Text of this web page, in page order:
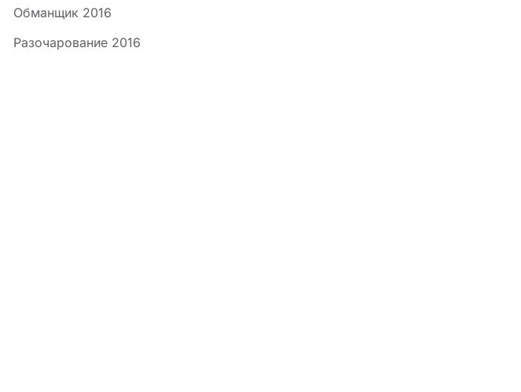
использует простые, почти сказочные образы — ветер, небо
мир без любимого теряет смысл. В композиции чувствуется
Обманщик 2016
Разочарование 2016